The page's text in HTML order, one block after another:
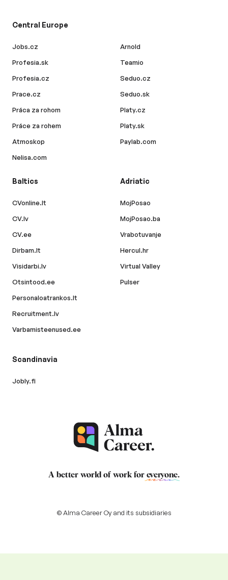
Central Europe
Jobs.cz
Profesia.sk
Profesia.cz
Prace.cz
Práca za rohom
Práce za rohem
Atmoskop
Nelisa.com
Arnold
Teamio
Seduo.cz
Seduo.sk
Platy.cz
Platy.sk
Paylab.com
Baltics
CVonline.lt
CV.lv
CV.ee
Dirbam.lt
Visidarbi.lv
Otsintood.ee
Personaloatrankos.lt
Recruitment.lv
Varbamisteenused.ee
Adriatic
MojPosao
MojPosao.ba
Vrabotuvanje
Hercul.hr
Virtual Valley
Pulser
Scandinavia
Jobly.fi
A better world of work for everyone.
© Alma Career Oy and its subsidiaries